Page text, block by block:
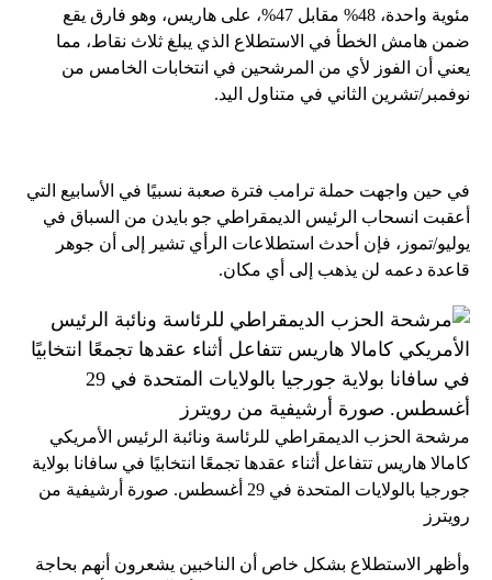
مئوية واحدة، 48% مقابل 47%، على هاريس، وهو فارق يقع
ضمن هامش الخطأ في الاستطلاع الذي يبلغ ثلاث نقاط، مما
يعني أن الفوز لأي من المرشحين في انتخابات الخامس من
نوفمبر/تشرين الثاني في متناول اليد.
في حين واجهت حملة ترامب فترة صعبة نسبيًا في الأسابيع التي
أعقبت انسحاب الرئيس الديمقراطي جو بايدن من السباق في
يوليو/تموز، فإن أحدث استطلاعات الرأي تشير إلى أن جوهر
قاعدة دعمه لن يذهب إلى أي مكان.
مرشحة الحزب الديمقراطي للرئاسة ونائبة الرئيس الأمريكي
كامالا هاريس تتفاعل أثناء عقدها تجمعًا انتخابيًا في سافانا بولاية
جورجيا بالولايات المتحدة في 29 أغسطس. صورة أرشيفية من
رويترز
وأظهر الاستطلاع بشكل خاص أن الناخبين يشعرون أنهم بحاجة